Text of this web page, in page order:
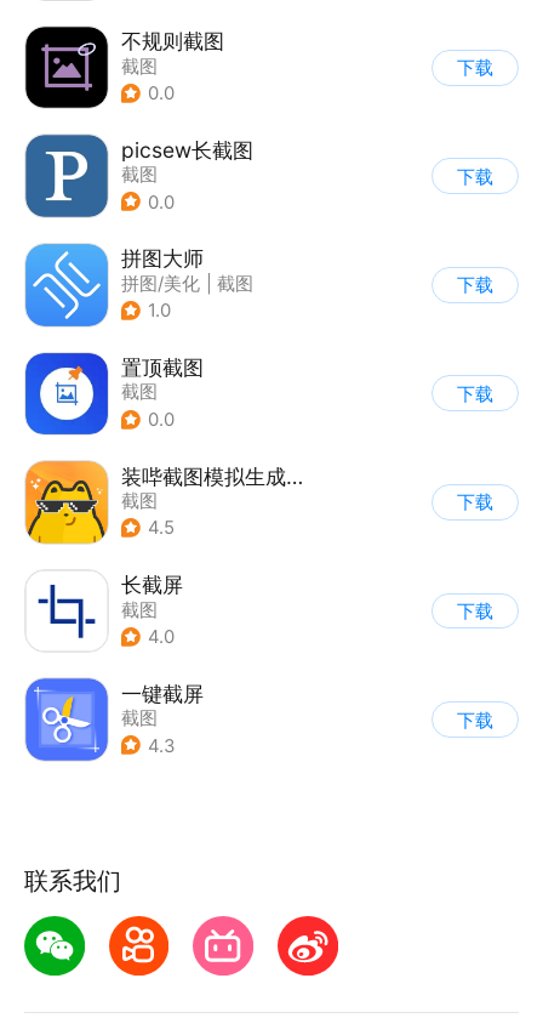
不规则截图
截图
0.0
下载
picsew长截图
截图
0.0
下载
拼图大师
拼图/美化
截图
1.0
下载
置顶截图
截图
0.0
下载
装哔截图模拟生成神器
截图
4.5
下载
长截屏
截图
4.0
下载
一键截屏
截图
4.3
下载
联系我们